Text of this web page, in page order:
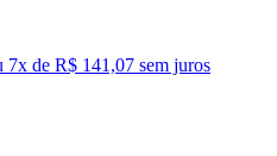
7x de R$ 141,07 sem juros